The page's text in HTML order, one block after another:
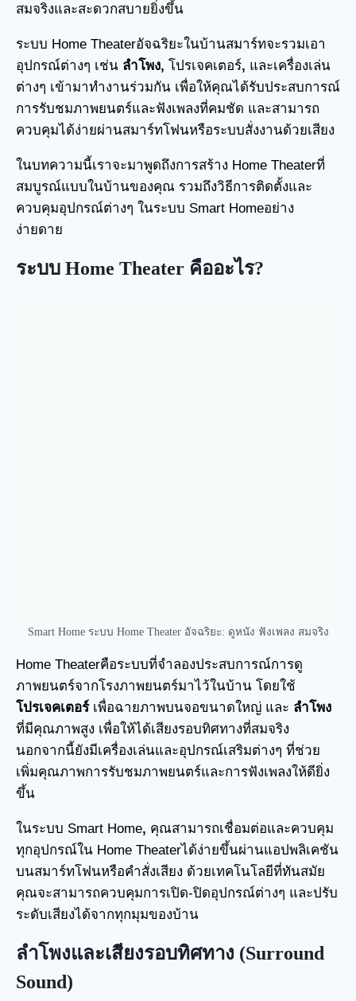
สมจริงและสะดวกสบายยิ่งขึ้น
ระบบ Home Theaterอัจฉริยะในบ้านสมาร์ทจะรวมเอา
อุปกรณ์ต่างๆ เช่น ลำโพง, โปรเจคเตอร์, และเครื่องเล่น
ต่างๆ เข้ามาทำงานร่วมกัน เพื่อให้คุณได้รับประสบการณ์
การรับชมภาพยนตร์และฟังเพลงที่คมชัด และสามารถ
ควบคุมได้ง่ายผ่านสมาร์ทโฟนหรือระบบสั่งงานด้วยเสียง
ในบทความนี้เราจะมาพูดถึงการสร้าง Home Theaterที่
สมบูรณ์แบบในบ้านของคุณ รวมถึงวิธีการติดตั้งและ
ควบคุมอุปกรณ์ต่างๆ ในระบบ Smart Homeอย่าง
ง่ายดาย
ระบบ Home Theater คืออะไร?
Smart Home ระบบ Home Theater อัจฉริยะ: ดูหนัง ฟังเพลง สมจริง
Home Theaterคือระบบที่จำลองประสบการณ์การดู
ภาพยนตร์จากโรงภาพยนตร์มาไว้ในบ้าน โดยใช้
โปรเจคเตอร์เพื่อฉายภาพบนจอขนาดใหญ่ และ ลำโพง
ที่มีคุณภาพสูง เพื่อให้ได้เสียงรอบทิศทางที่สมจริง
นอกจากนี้ยังมีเครื่องเล่นและอุปกรณ์เสริมต่างๆ ที่ช่วย
เพิ่มคุณภาพการรับชมภาพยนตร์และการฟังเพลงให้ดียิ่ง
ขึ้น
ในระบบ Smart Home, คุณสามารถเชื่อมต่อและควบคุม
ทุกอุปกรณ์ใน Home Theaterได้ง่ายขึ้นผ่านแอปพลิเคชัน
บนสมาร์ทโฟนหรือคำสั่งเสียง ด้วยเทคโนโลยีที่ทันสมัย
คุณจะสามารถควบคุมการเปิด-ปิดอุปกรณ์ต่างๆ และปรับ
ระดับเสียงได้จากทุกมุมของบ้าน
ลำโพงและเสียงรอบทิศทาง (Surround
Sound)